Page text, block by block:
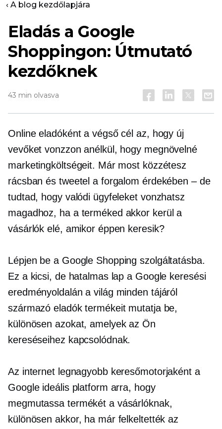
‹ A blog kezdőlapjára
Eladás a Google
Shoppingon: Útmutató
kezdőknek
43 min olvasva
Online eladóként a végső cél az, hogy új
vevőket vonzzon anélkül, hogy megnövelné
marketingköltségeit. Már most közzétesz
rácsban és tweetel a forgalom érdekében – de
tudtad, hogy valódi ügyfeleket vonzhatsz
magadhoz, ha a terméked akkor kerül a
vásárlók elé, amikor éppen keresik?
Lépjen be a Google Shopping szolgáltatásba.
Ez a kicsi, de hatalmas lap a Google keresési
eredményoldalán a világ minden tájáról
származó eladók termékeit mutatja be,
különösen azokat, amelyek az Ön
kereséseihez kapcsolódnak.
Az internet legnagyobb keresőmotorjaként a
Google ideális platform arra, hogy
megmutassa termékét a vásárlóknak,
különösen akkor, ha már felkeltették az